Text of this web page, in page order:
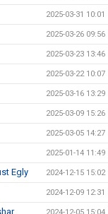
2025-03-31 10:01
2025-03-26 09:56
2025-03-23 13:46
2025-03-22 10:07
2025-03-16 13:29
2025-03-09 15:26
2025-03-05 14:27
2025-01-14 11:49
Egly 2024-12-15 15:02
2024-12-09 12:31
2024-12-05 15:04